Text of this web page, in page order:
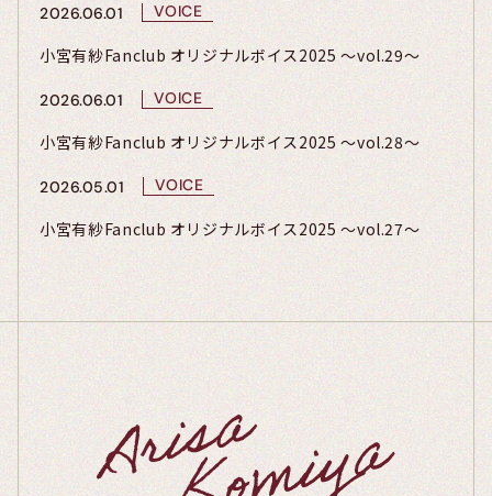
2026.06.01 VOICE
小宮有紗Fanclub オリジナルボイス2025 〜vol.29〜
2026.06.01 VOICE
小宮有紗Fanclub オリジナルボイス2025 〜vol.28〜
2026.05.01 VOICE
小宮有紗Fanclub オリジナルボイス2025 〜vol.27〜